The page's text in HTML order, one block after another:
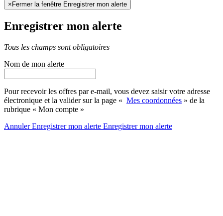
× Fermer la fenêtre Enregistrer mon alerte
Enregistrer mon alerte
Tous les champs sont obligatoires
Nom de mon alerte
Pour recevoir les offres par e-mail, vous devez saisir votre adresse
électronique et la valider sur la page « Mes coordonnées » de la
rubrique « Mon compte »
AnnulerEnregistrer mon alerte Enregistrermon alerte